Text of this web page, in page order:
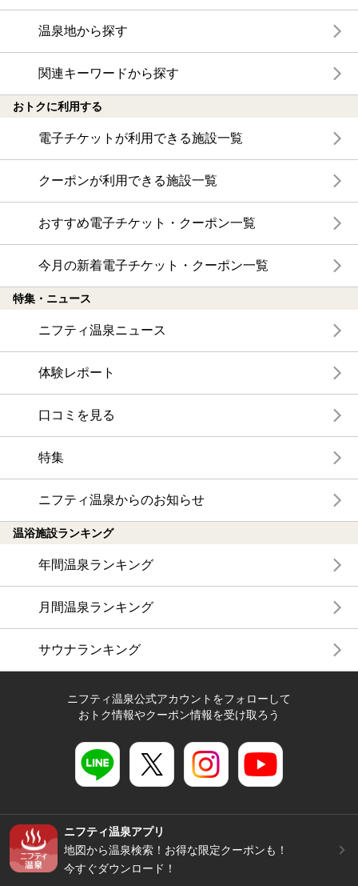
温泉地から探す
関連キーワードから探す
おトクに利用する
電子チケットが利用できる施設一覧
クーポンが利用できる施設一覧
おすすめ電子チケット・クーポン一覧
今月の新着電子チケット・クーポン一覧
特集・ニュース
ニフティ温泉ニュース
体験レポート
口コミを見る
特集
ニフティ温泉からのお知らせ
温浴施設ランキング
年間温泉ランキング
月間温泉ランキング
サウナランキング
ニフティ温泉公式アカウントをフォローして
おトク情報やクーポン情報を受け取ろう
ニフティ温泉アプリ
地図から温泉検索！お得な限定クーポンも！
今すぐダウンロード！